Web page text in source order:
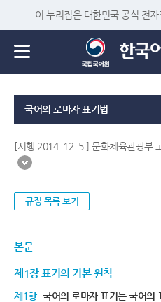
이 누리집은 대한민국 공식 전
국어의 로마자 표기법
[시행 2014. 12. 5.] 문화체육관광부
규정 목록 보기
본문
제1장 표기의 기본 원칙
제1항 국어의 로마자 표기는 국어의